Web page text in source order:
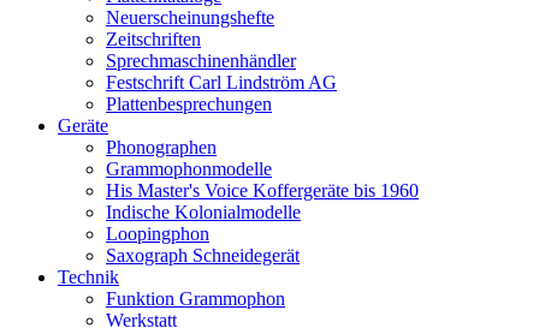
Neuerscheinungshefte
Zeitschriften
Sprechmaschinenhändler
Festschrift Carl Lindström AG
Plattenbesprechungen
Geräte
Phonographen
Grammophonmodelle
His Master's Voice Koffergeräte bis 1960
Indische Kolonialmodelle
Loopingphon
Saxograph Schneidegerät
Technik
Funktion Grammophon
Werkstatt